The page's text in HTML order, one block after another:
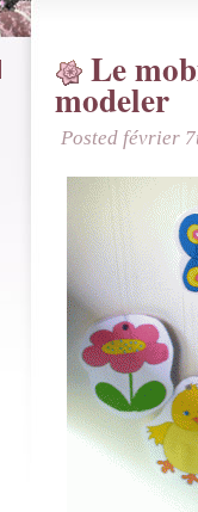
Le
modeler
Posted février